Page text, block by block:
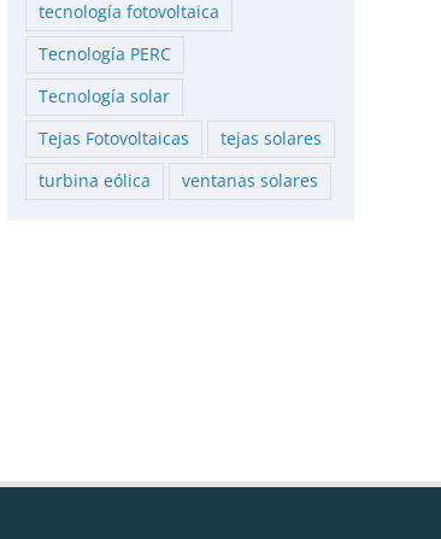
tecnología fotovoltaica
Tecnología PERC
Tecnología solar
Tejas Fotovoltaicas
tejas solares
turbina eólica
ventanas solares